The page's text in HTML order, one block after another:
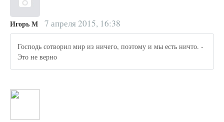
Игорь М 7 апреля 2015, 16:38
Господь сотворил мир из ничего, поэтому и мы есть ничто. -
Это не верно